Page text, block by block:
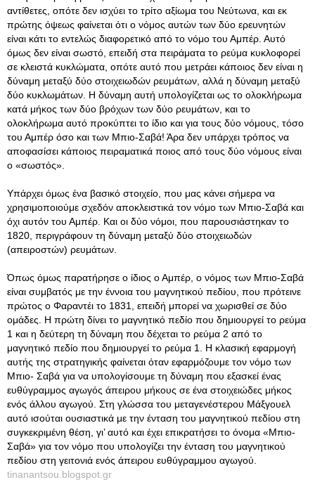
αντίθετες, οπότε δεν ισχύει το τρίτο αξίωμα του Νεύτωνα, και εκ
πρώτης όψεως φαίνεται ότι ο νόμος αυτών των δύο ερευνητών
είναι κάτι το εντελώς διαφορετικό από το νόμο του Αμπέρ. Αυτό
όμως δεν είναι σωστό, επειδή στα πειράματα το ρεύμα κυκλοφορεί
σε κλειστά κυκλώματα, οπότε αυτό που μετράει κάποιος δεν είναι η
δύναμη μεταξύ δύο στοιχειωδών ρευμάτων, αλλά η δύναμη μεταξύ
δύο κυκλωμάτων. Η δύναμη αυτή υπολογίζεται ως το ολοκλήρωμα
κατά μήκος των δύο βρόχων των δύο ρευμάτων, και το
ολοκλήρωμα αυτό προκύπτει το ίδιο και για τους δύο νόμους, τόσο
του Αμπέρ όσο και των Μπιο-Σαβά! Άρα δεν υπάρχει τρόπος να
αποφασίσει κάποιος πειραματικά ποιος από τους δύο νόμους είναι
ο «σωστός».
Υπάρχει όμως ένα βασικό στοιχείο, που μας κάνει σήμερα να
χρησιμοποιούμε σχεδόν αποκλειστικά τον νόμο των Μπιο-Σαβά και
όχι αυτόν του Αμπέρ. Και οι δύο νόμοι, που παρουσιάστηκαν το
1820, περιγράφουν τη δύναμη μεταξύ δύο στοιχειωδών
(απειροστών) ρευμάτων.
Όπως όμως παρατήρησε ο ίδιος ο Αμπέρ, ο νόμος των Μπιο-Σαβά
είναι συμβατός με την έννοια του μαγνητικού πεδίου, που πρότεινε
πρώτος ο Φαραντέι το 1831, επειδή μπορεί να χωρισθεί σε δύο
ομάδες. Η πρώτη δίνει το μαγνητικό πεδίο που δημιουργεί το ρεύμα
1 και η δεύτερη τη δύναμη που δέχεται το ρεύμα 2 από το
μαγνητικό πεδίο που δημιουργεί το ρεύμα 1. Η κλασική εφαρμογή
αυτής της στρατηγικής φαίνεται όταν εφαρμόζουμε τον νόμο των
Μπιο- Σαβά για να υπολογίσουμε τη δύναμη που εξασκεί ένας
ευθύγραμμος αγωγός άπειρου μήκους σε ένα στοιχειώδες μήκος
ενός άλλου αγωγού. Στη γλώσσα του μεταγενέστερου Μάξγουελ
αυτό ισούται ουσιαστικά με την ένταση του μαγνητικού πεδίου στη
συγκεκριμένη θέση, γι’ αυτό και έχει επικρατήσει το όνομα «Μπιο-
Σαβά» για τον νόμο που υπολογίζει την ένταση του μαγνητικού
πεδίου στη γειτονιά ενός άπειρου ευθύγραμμου αγωγού.
tinanantsou.blogspot.gr